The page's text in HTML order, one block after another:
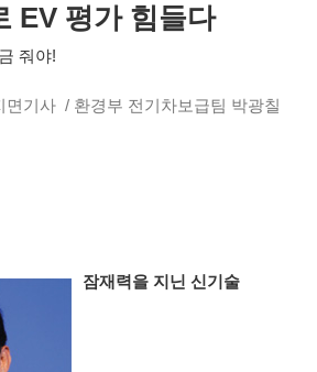
EV 평가 힘들다
줘야!
면기사 / 환경부 전기차보급팀 박광칠
잠재력을 지닌 신기술